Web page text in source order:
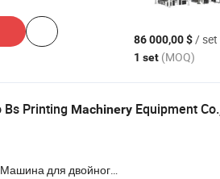
86 000,00 $/ set
1 set (MOQ)
Bs Printing Machinery Equipment
Машина для двойного проволочного переплета , перфоратор , машина для резки бумаги , штамповочная машина , машина для клеевого переплета